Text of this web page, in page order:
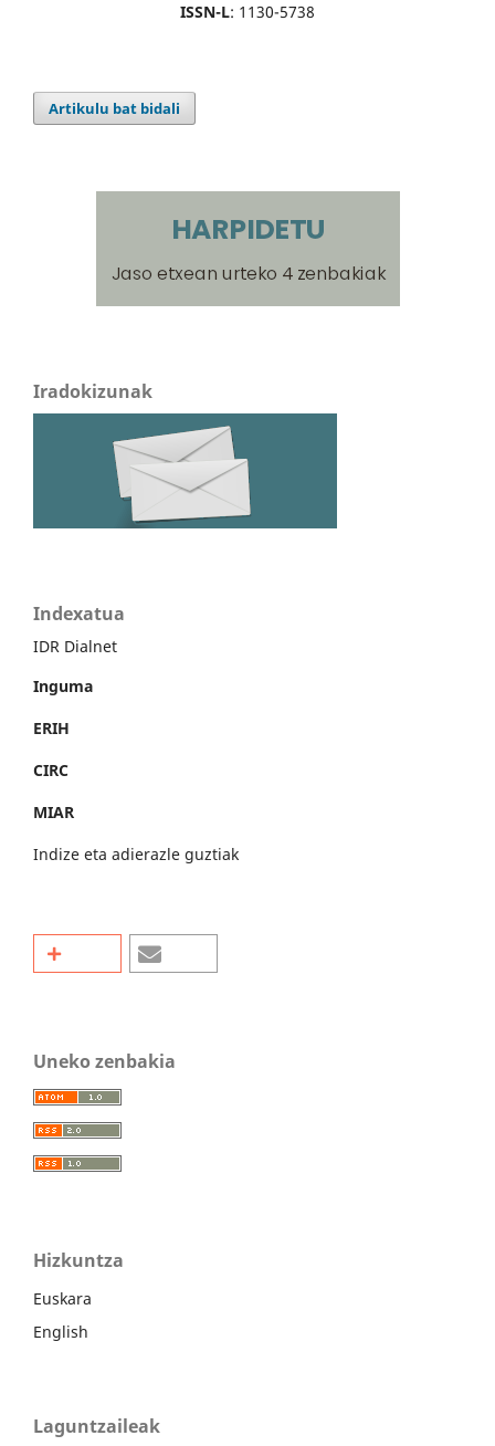
ISSN-L: 1130-5738
Artikulu bat bidali
Iradokizunak
Indexatua
IDR Dialnet
Inguma
ERIH
CIRC
MIAR
Indize eta adierazle guztiak
Uneko zenbakia
Hizkuntza
Euskara
English
Laguntzaileak